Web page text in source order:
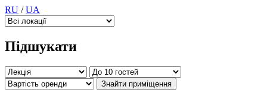
RU /UA
Підшукати